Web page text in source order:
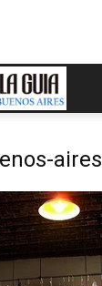
aires